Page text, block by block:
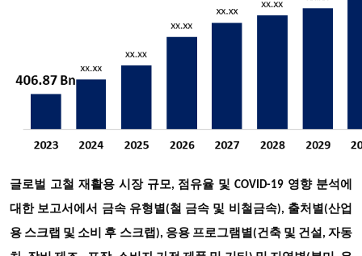
글로벌 고철 재활용 시장 규모, 점유율 및 COVID-19 영향 분석에
대한 보고서에서 금속 유형별(철 금속 및 비철금속), 출처별(산업
용 스크랩 및 소비 후 스크랩), 응용 프로그램별(건축 및 건설, 자동